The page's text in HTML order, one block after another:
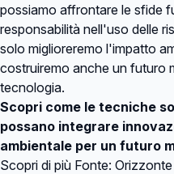
possiamo affrontare le sfide
responsabilità nell'uso delle
solo miglioreremo l'impatto
costruiremo anche un futuro
tecnologia.
Scopri come le tecniche
possano integrare
ambientale per un futuro
Scopri di più Fonte: